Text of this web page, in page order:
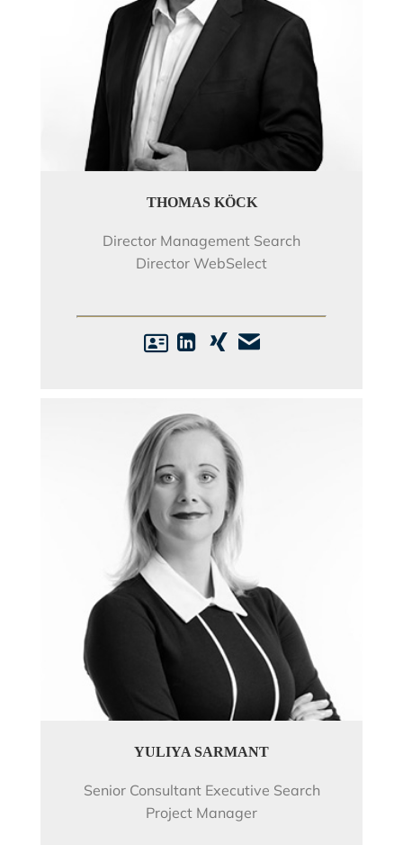
THOMAS KÖCK
Director Management Search
Director WebSelect
YULIYA SARMANT
Senior Consultant Executive Search
Project Manager